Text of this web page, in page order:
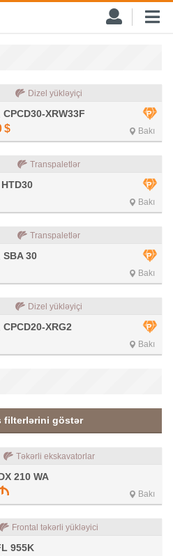
Dizel yükləyiçi
XRW33F
$ Bakı
Transpaletlər
Bakı
Transpaletlər
SBA 30
Bakı
Dizel yükləyiçi
XRG2
Bakı
filterlərini göstər
Təkərli ekskavatorlar
210 WA
Bakı
Frontal təkərli yükləyici
955K